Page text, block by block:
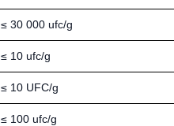
≤ 30 000 ufc/g
≤ 10 ufc/g
≤ 10 UFC/g
≤ 100 ufc/g